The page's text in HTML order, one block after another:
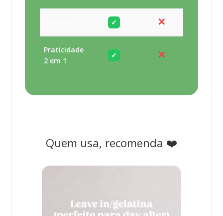
✓ ✕
Praticidade
2 em 1
✓ ✕
Quem usa, recomenda ❤️